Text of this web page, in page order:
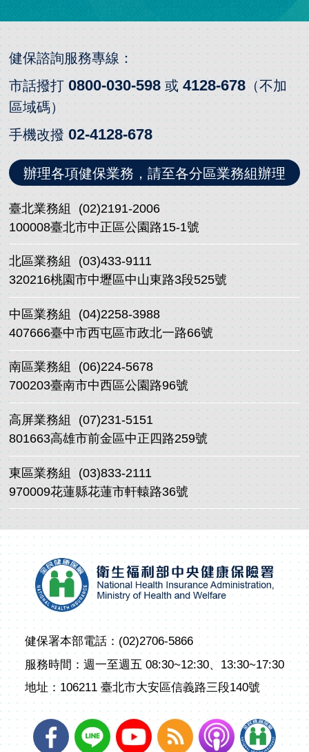
健保諮詢服務專線：
市話撥打0800-030-598 或4128-678（不加
區域碼）
手機改撥02-4128-678
辦理各項健保業務，請至各分區業務組辦理
臺北業務組 (02)2191-2006
100008臺北市中正區公園路15-1號
北區業務組 (03)433-9111
320216桃園市中壢區中山東路3段525號
中區業務組 (04)2258-3988
407666臺中市西屯區市政北一路66號
南區業務組 (06)224-5678
700203臺南市中西區公園路96號
高屏業務組 (07)231-5151
801663高雄市前金區中正四路259號
東區業務組 (03)833-2111
970009花蓮縣花蓮市軒轅路36號
健保署本部電話：(02)2706-5866
服務時間：週一至週五 08:30~12:30、13:30~17:30
地址：106211 臺北市大安區信義路三段140號